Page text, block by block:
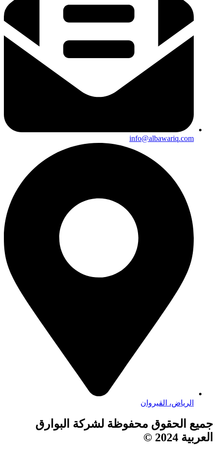
info@albawariq.com
الرياض، القيروان
جميع الحقوق محفوظة لشركة البوارق
العربية 2024 ©